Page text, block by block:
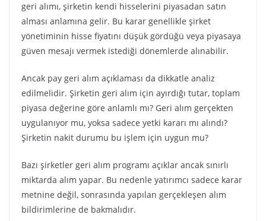
geri alımı, şirketin kendi hisselerini piyasadan satın
alması anlamına gelir. Bu karar genellikle şirket
yönetiminin hisse fiyatını düşük gördüğü veya piyasaya
güven mesajı vermek istediği dönemlerde alınabilir.
Ancak pay geri alım açıklaması da dikkatle analiz
edilmelidir. Şirketin geri alım için ayırdığı tutar, toplam
piyasa değerine göre anlamlı mı? Geri alım gerçekten
uygulanıyor mu, yoksa sadece yetki kararı mı alındı?
Şirketin nakit durumu bu işlem için uygun mu?
Bazı şirketler geri alım programı açıklar ancak sınırlı
miktarda alım yapar. Bu nedenle yatırımcı sadece karar
metnine değil, sonrasında yapılan gerçekleşen alım
bildirimlerine de bakmalıdır.